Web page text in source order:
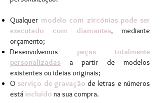
Qualquer modelo com zircónias pode ser
executado com diamantes,mediante
orçamento;
Desenvolvemos peças totalmente
personalizadas
a partir de modelos
existentes ou ideias originais;
O serviço de gravação de letras e números
está incluído na sua compra.